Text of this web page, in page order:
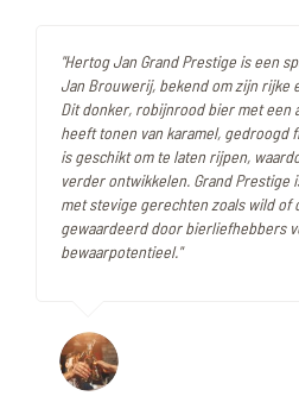
"Hertog Jan Grand Prestige is een
Jan Brouwerij, bekend om zijn rijke
Dit donker, robijnrood bier met een
heeft tonen van karamel, gedroogd
is geschikt om te laten rijpen,
verder ontwikkelen. Grand Prestige
met stevige gerechten zoals wild of
gewaardeerd door bierliefhebbers
bewaarpotentieel."